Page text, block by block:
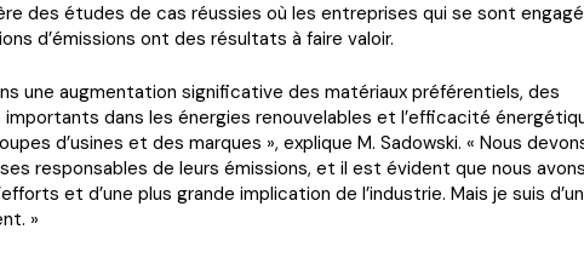
des études de cas réussies où les entreprises qui se sont
d’émissions ont des résultats à faire valoir.
une augmentation significative des matériaux préférentiels, des
dans les énergies renouvelables et l’efficacité
d’usines et des marques », explique M. Sadowski. « Nous
responsables de leurs émissions, et il est évident que nous avons
et d’une plus grande implication de l’industrie. Mais je suis d’un
»